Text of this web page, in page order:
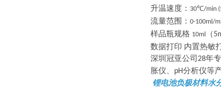
升温速度： 30℃/min
流量范围： 0-100ml/
样品瓶规格 10ml （
数据打印 内置热敏
深圳冠亚公司 28年
胀仪、 pH分析仪等
锂电池负极材料水